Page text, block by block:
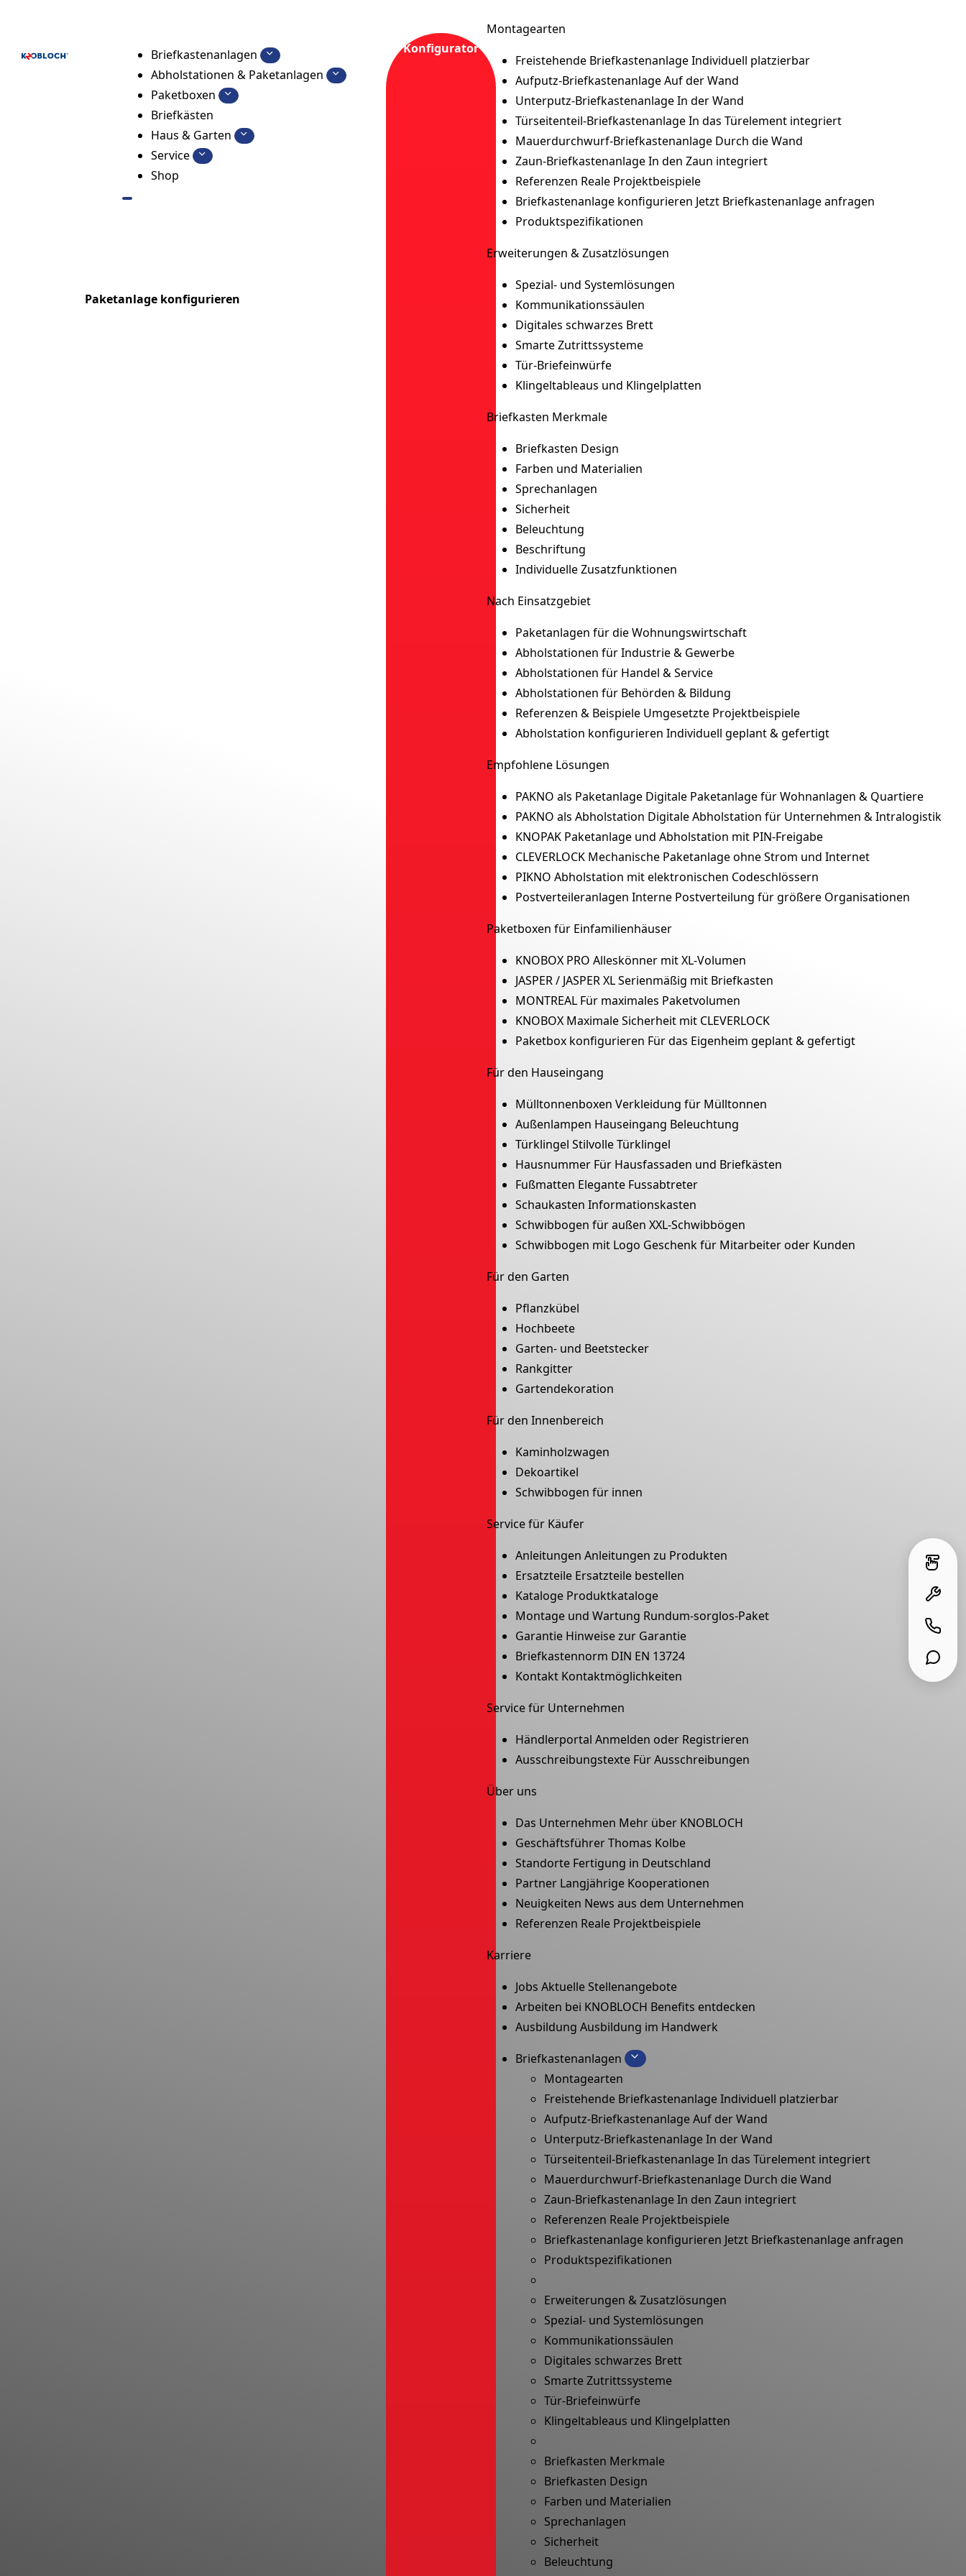
Briefkastenanlagen
Abholstationen & Paketanlagen
Paketboxen
Briefkästen
Haus & Garten
Service
Shop
Konfigurator
Montagearten
Freistehende BriefkastenanlageIndividuell platzierbar
Aufputz-BriefkastenanlageAuf der Wand
Unterputz-BriefkastenanlageIn der Wand
Türseitenteil-BriefkastenanlageIn das Türelement integriert
Mauerdurchwurf-Briefkastenanlage Durch die Wand
Zaun-BriefkastenanlageIn den Zaun integriert
Referenzen Reale Projektbeispiele
Briefkastenanlage konfigurieren Jetzt Briefkastenanlage anfragen
Produktspezifikationen
Erweiterungen & Zusatzlösungen
Spezial- und Systemlösungen
Kommunikationssäulen
Digitales schwarzes Brett
Smarte Zutrittssysteme
Tür-Briefeinwürfe
Klingeltableaus und Klingelplatten
Briefkasten Merkmale
Briefkasten Design
Farben und Materialien
Sprechanlagen
Sicherheit
Beleuchtung
Beschriftung
Individuelle Zusatzfunktionen
Nach Einsatzgebiet
Paketanlagen für die Wohnungswirtschaft
Abholstationen für Industrie & Gewerbe
Abholstationen für Handel & Service
Abholstationen für Behörden & Bildung
Referenzen & Beispiele Umgesetzte Projektbeispiele
Abholstation konfigurieren Individuell geplant & gefertigt
Empfohlene Lösungen
PAKNO als Paketanlage Digitale Paketanlage für Wohnanlagen & Quartiere
PAKNO als Abholstation Digitale Abholstation für Unternehmen & Intralogistik
KNOPAK Paketanlage und Abholstation mit PIN-Freigabe
CLEVERLOCK Mechanische Paketanlage ohne Strom und Internet
PIKNO Abholstation mit elektronischen Codeschlössern
Postverteileranlagen Interne Postverteilung für größere Organisationen
Paketboxen für Einfamilienhäuser
KNOBOX PRO Alleskönner mit XL-Volumen
JASPER / JASPER XLSerienmäßig mit Briefkasten
MONTREAL Für maximales Paketvolumen
KNOBOX Maximale Sicherheit mit CLEVERLOCK
Paketbox konfigurieren Für das Eigenheim geplant & gefertigt
Für den Hauseingang
Mülltonnenboxen Verkleidung für Mülltonnen
Außenlampen Hauseingang Beleuchtung
Türklingel Stilvolle Türklingel
Hausnummer Für Hausfassaden und Briefkästen
Fußmatten Elegante Fussabtreter
Schaukasten Informationskasten
Schwibbogen für außen XXL-Schwibbögen
Schwibbogen mit Logo Geschenk für Mitarbeiter oder Kunden
Für den Garten
Pflanzkübel
Hochbeete
Garten- und Beetstecker
Rankgitter
Gartendekoration
Für den Innenbereich
Kaminholzwagen
Dekoartikel
Schwibbogen für innen
Service für Käufer
Anleitungen Anleitungen zu Produkten
Ersatzteile Ersatzteile bestellen
Kataloge Produktkataloge
Montage und Wartung Rundum-sorglos-Paket
Garantie Hinweise zur Garantie
Briefkastennorm DIN EN 13724
Kontakt Kontaktmöglichkeiten
Service für Unternehmen
Händlerportal Anmelden oder Registrieren
Ausschreibungstexte Für Ausschreibungen
Über uns
Das Unternehmen Mehr über KNOBLOCH
GeschäftsführerThomas Kolbe
Standorte Fertigung in Deutschland
Partner Langjährige Kooperationen
Neuigkeiten News aus dem Unternehmen
Referenzen Reale Projektbeispiele
Karriere
Jobs Aktuelle Stellenangebote
Arbeiten bei KNOBLOCH Benefits entdecken
Ausbildung Ausbildung im Handwerk
Briefkastenanlagen
Montagearten
Freistehende BriefkastenanlageIndividuell platzierbar
Aufputz-BriefkastenanlageAuf der Wand
Unterputz-BriefkastenanlageIn der Wand
Türseitenteil-BriefkastenanlageIn das Türelement integriert
Mauerdurchwurf-Briefkastenanlage Durch die Wand
Zaun-BriefkastenanlageIn den Zaun integriert
Referenzen Reale Projektbeispiele
Briefkastenanlage konfigurieren Jetzt Briefkastenanlage anfragen
Produktspezifikationen
Erweiterungen & Zusatzlösungen
Spezial- und Systemlösungen
Kommunikationssäulen
Digitales schwarzes Brett
Smarte Zutrittssysteme
Tür-Briefeinwürfe
Klingeltableaus und Klingelplatten
Briefkasten Merkmale
Briefkasten Design
Farben und Materialien
Sprechanlagen
Sicherheit
Beleuchtung
Paketanlagen für Mehrfamilienhäuser
Digitale Paketanlagen sind zentrale Übergabelösungen für Bewohner,
Verwaltung und Zusteller – unabhängig von einzelnen Paketdiensten und ohne
Paketanlage konfigurieren